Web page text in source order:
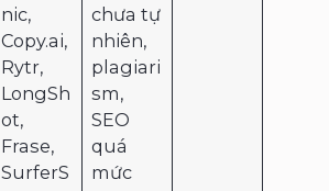
nic,
Copy.ai,
Rytr,
LongSh
ot,
Frase,
SurferS
chưa tự
nhiên,
plagiari
sm,
SEO
quá
mức